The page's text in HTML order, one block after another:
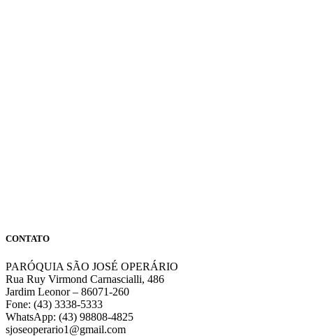
CONTATO
PARÓQUIA SÃO JOSÉ OPERÁRIO
Rua Ruy Virmond Carnascialli, 486
Jardim Leonor – 86071-260
Fone: (43) 3338-5333
WhatsApp: (43) 98808-4825
sjoseoperario1@gmail.com